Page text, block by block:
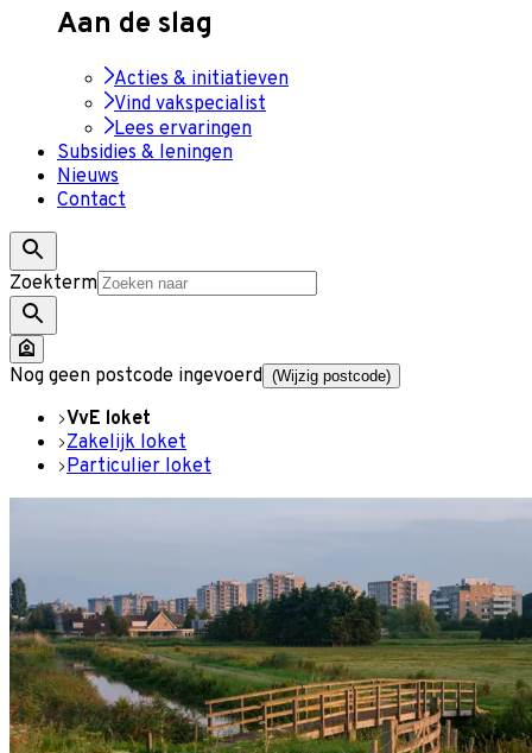
Aan de slag
Acties & initiatieven
Vind vakspecialist
Lees ervaringen
Subsidies & leningen
Nieuws
Contact
Zoekterm
Nog geen postcode ingevoerd (Wijzig postcode)
VvE loket
Zakelijk loket
Particulier loket